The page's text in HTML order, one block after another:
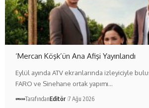
‘Mercan Köşk’ün Ana Afişi Yayınlandı
Eylül ayında ATV ekranlarında izleyiciyle
FARO ve Sinehane ortak yapımı…
TarafındanEditör 7 Ağu 2026